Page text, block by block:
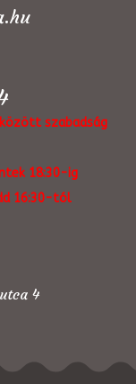
szabadság
18:30-ig
16:30-tól
4